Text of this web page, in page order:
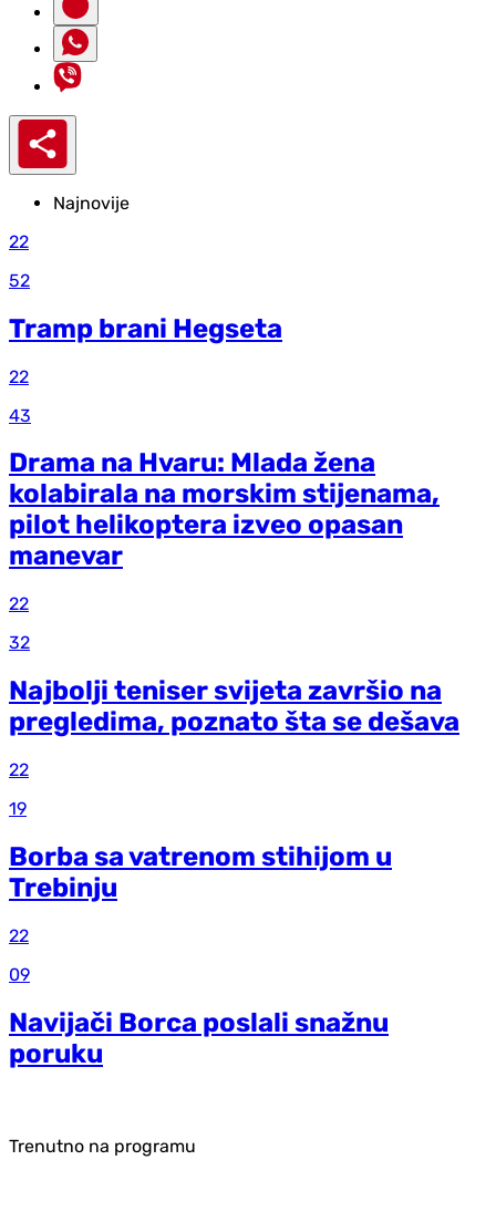
Najnovije
22
52
Tramp brani Hegseta
22
43
Drama na Hvaru: Mlada žena
kolabirala na morskim stijenama,
pilot helikoptera izveo opasan
manevar
22
32
Najbolji teniser svijeta završio na
pregledima, poznato šta se dešava
22
19
Borba sa vatrenom stihijom u
Trebinju
22
09
Navijači Borca poslali snažnu
poruku
Trenutno na programu